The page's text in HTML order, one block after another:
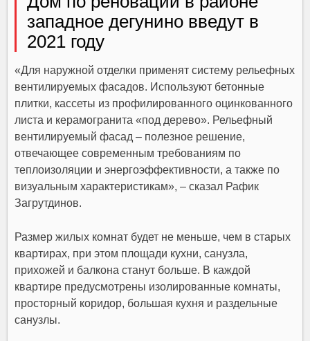
западное дегунино введут в
2021 году
«Для наружной отделки применят систему рельефных
вентилируемых фасадов. Используют бетонные
плитки, кассеты из профилированного оцинкованного
листа и керамогранита «под дерево». Рельефный
вентилируемый фасад – полезное решение,
отвечающее современным требованиям по
теплоизоляции и энергоэффективности, а также по
визуальным характеристикам», – сказал Рафик
Загрутдинов.
Размер жилых комнат будет не меньше, чем в старых
квартирах, при этом площади кухни, санузла,
прихожей и балкона станут больше. В каждой
квартире предусмотрены изолированные комнаты,
просторный коридор, большая кухня и раздельные
санузлы.